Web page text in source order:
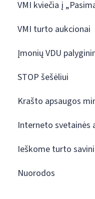
VMI kviečia į
VMI turto aukcionai
Įmonių VDU
STOP šešėliui
Krašto apsaugos
Interneto svetainės
Ieškome turto
Nuorodos